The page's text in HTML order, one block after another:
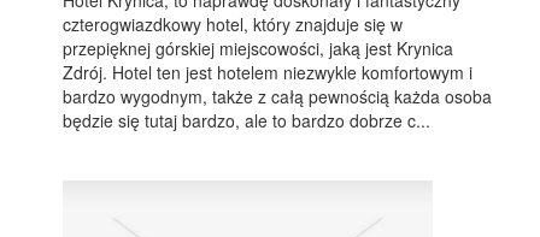
czterogwiazdkowy hotel, który znajduje się w
przepięknej górskiej miejscowości, jaką jest Krynica
Zdrój. Hotel ten jest hotelem niezwykle komfortowym i
bardzo wygodnym, także z całą pewnością każda osoba
będzie się tutaj bardzo, ale to bardzo dobrze c...